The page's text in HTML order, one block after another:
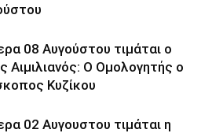
08 Αυγούστου τιμάται ο
Αιμιλιανός: Ο Ομολογητής ο
Κυζίκου
02 Αυγουστου τιμάται η